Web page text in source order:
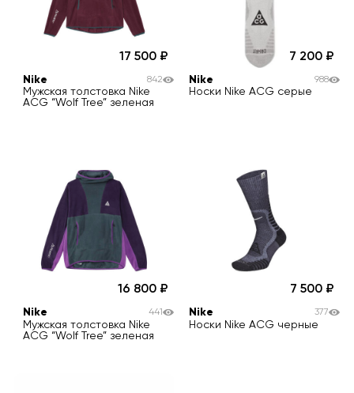
17 500
Nike
Мужская толстовка Nike
ACG “Wolf Tree” зеленая
842
7 200
Nike
Носки Nike ACG серые
988
16 800
Nike
Мужская толстовка Nike
ACG “Wolf Tree” зеленая
441
7 500
Nike
Носки Nike ACG черные
377